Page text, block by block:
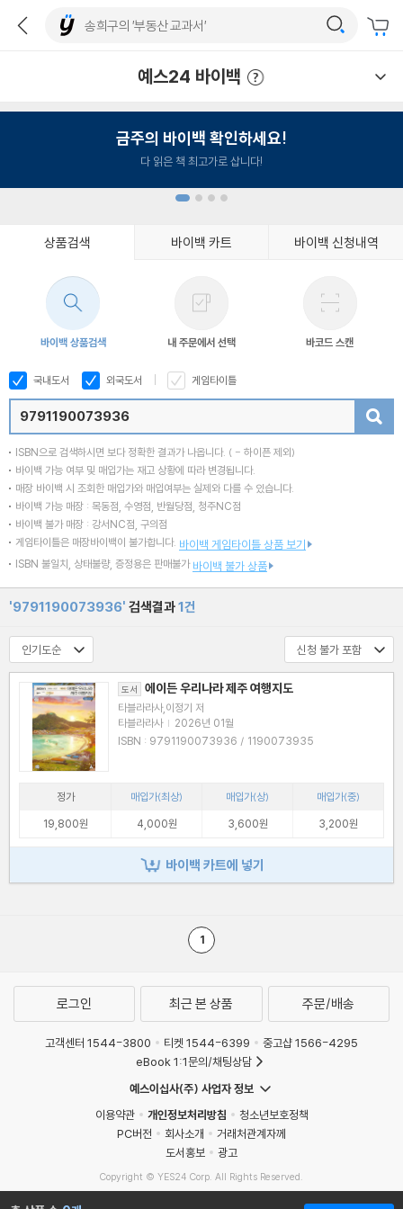
예스24 바이백
금주의 바이백 확인하세요!
다 읽은 책 최고가로 삽니다!
상품검색 바이백 카트 바이백 신청내역
바이백 상품검색 내 주문에서 선택 바코드 스캔
국내도서 외국도서 게임타이틀
ISBN으로 검색하시면 보다 정확한 결과가 나옵니다. ( - 하이픈 제외)
바이백 가능 여부 및 매입가는 재고 상황에 따라 변경됩니다.
매장 바이백 시 조회한 매입가와 매입여부는 실제와 다를 수 있습니다.
바이백 가능 매장 : 목동점, 수영점, 반월당점, 청주NC점
바이백 불가 매장 : 강서NC점, 구의점
게임타이틀은 매장바이백이 불가합니다. 바이백 게임타이틀 상품 보기
ISBN 불일치, 상태불량, 증정용은 판매불가 바이백 불가 상품
'9791190073936' 검색결과1건
도서 에이든 우리나라 제주 여행지도
타블라라사,이정기 저
타블라라사 | 2026년 01월
ISBN : 9791190073936 / 1190073935
정가 매입가(최상) 매입가(상)
매입가(중)
19,800원
4,000원 3,600원 3,200원
바이백 카트에 넣기
1
로그인 최근 본 상품 주문/배송
고객센터 1544-3800 티켓 1544-6399
중고샵 1566-4295
eBook 1:1문의/채팅상담
예스이십사(주) 사업자 정보
이용약관
개인정보처리방침
청소년보호정책
PC버전
회사소개
거래처관계자께
도서홍보
광고
Copyright © YES24 Corp. All Rights Reserved.
MATOM3